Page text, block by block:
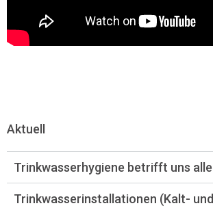
Aktuell
Trinkwasserhygiene betrifft uns alle
Trinkwasserinstallationen (Kalt- und